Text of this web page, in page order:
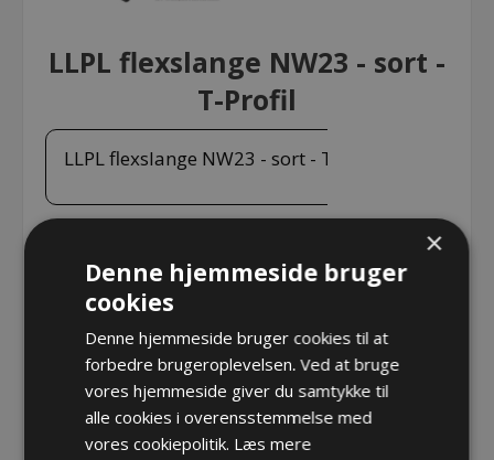
LLPL flexslange NW23 - sort -
T-Profil
LLPL flexslange NW23 - sort - T-Profil
LLPL flexslange NW23 - sort - T-Profil, sælges i rulle á
Producent: PMA - ABB Schweitzerland Ltd
Opret konto for at se priser
KØB
×
Denne hjemmeside bruger
cookies
Denne hjemmeside bruger cookies til at
forbedre brugeroplevelsen. Ved at bruge
vores hjemmeside giver du samtykke til
alle cookies i overensstemmelse med
vores cookiepolitik. Læs mere